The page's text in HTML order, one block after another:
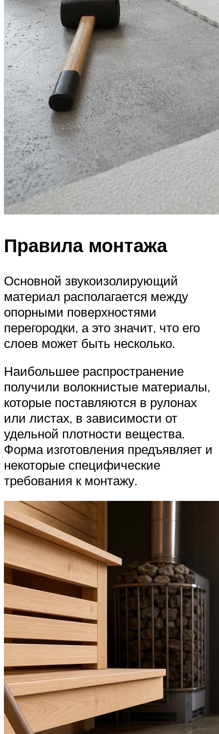
Правила монтажа
Основной звукоизолирующий
материал располагается между
опорными поверхностями
перегородки, а это значит, что его
слоев может быть несколько.
Наибольшее распространение
получили волокнистые материалы,
которые поставляются в рулонах
или листах, в зависимости от
удельной плотности вещества.
Форма изготовления предъявляет и
некоторые специфические
требования к монтажу.